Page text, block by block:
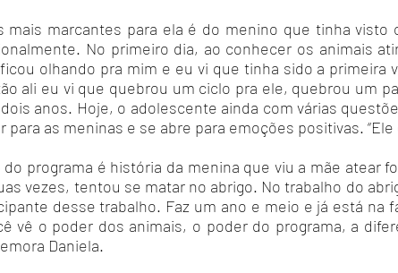
mais marcantes para ela é do menino que tinha
No primeiro dia, ao conhecer os animais
ficou olhando pra mim e eu vi que tinha sido a
ali eu vi que quebrou um ciclo pra ele, quebrou um
anos. Hoje, o adolescente ainda com várias
para as meninas e se abre para emoções positivas.
programa é história da menina que viu a mãe atear
vezes, tentou se matar no abrigo. No trabalho do
desse trabalho. Faz um ano e meio e já está na
vê o poder dos animais, o poder do programa, a
Daniela.